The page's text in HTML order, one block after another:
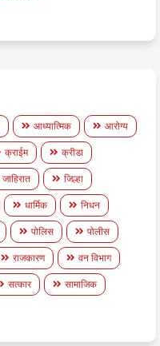
आध्यात्मिक
आरोग्य
क्राईम
क्रीडा
जाहिरात
जिल्हा
धार्मिक
निधन
पोलिस
पोलीस
राजकारण
वन विभाग
सत्कार
सामाजिक